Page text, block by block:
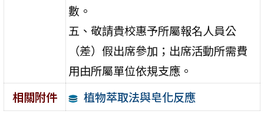
數。
五、敬請貴校惠予所屬報名人員公
（差）假出席參加；出席活動所需費
用由所屬單位依規支應。
相關附件
植物萃取法與皂化反應